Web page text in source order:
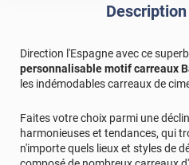
Direction l'Espagne avec ce
personnalisable motif carreaux
les indémodables carreaux de
Faites votre choix parmi une
harmonieuses et tendances, qui
n'importe quels lieux et styles de